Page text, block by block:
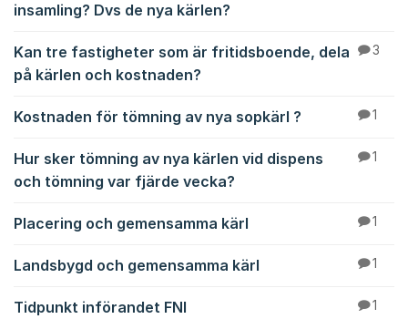
insamling? Dvs de nya kärlen?
Kan tre fastigheter som är fritidsboende, dela
på kärlen och kostnaden?
3
Kostnaden för tömning av nya sopkärl ? 1
Hur sker tömning av nya kärlen vid dispens
och tömning var fjärde vecka?
1
Placering och gemensamma kärl 1
Landsbygd och gemensamma kärl 1
Tidpunkt införandet FNI 1